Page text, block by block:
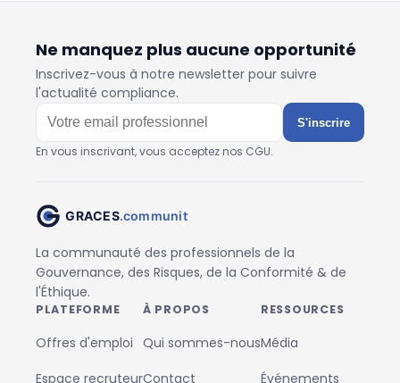
Ne manquez plus aucune opportunité
Inscrivez-vous à notre newsletter pour suivre
l'actualité compliance.
S'inscrire
En vous inscrivant, vous acceptez nos CGU.
La communauté des professionnels de la
Gouvernance, des Risques, de la Conformité & de
l'Éthique.
PLATEFORME
Offres d'emploi
Espace recruteur
À PROPOS
Qui sommes-nous
Contact
RESSOURCES
Média
Événements